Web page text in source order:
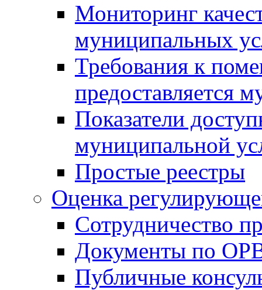
Мониторинг
муниципальных
Требования к
предоставляется
Показатели
муниципальной
Простые реестры
Оценка
Сотрудничество
Документы по
Публичные